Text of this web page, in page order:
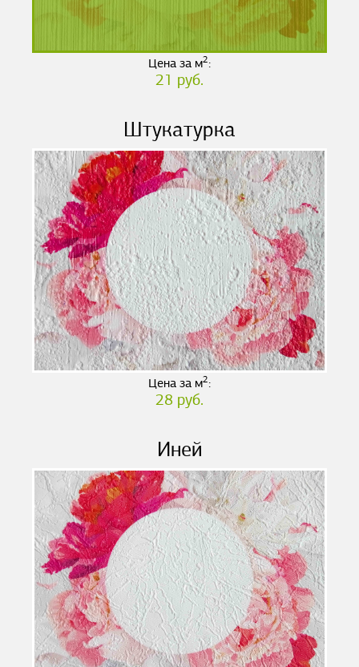
Цена за м2:
21 руб.
Штукатурка
Цена за м2:
28 руб.
Иней